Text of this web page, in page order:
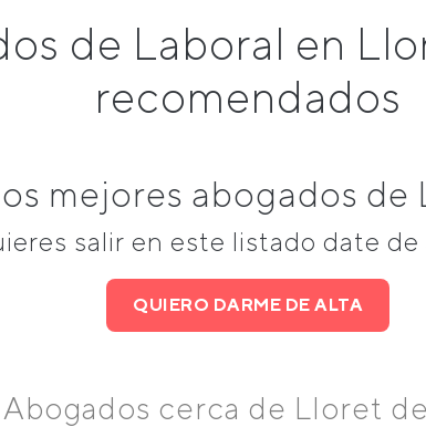
de Laboral en
recomendados
mejores abogados
salir en este listado date
QUIERO DARME DE ALTA
Abogados cerca de Lloret